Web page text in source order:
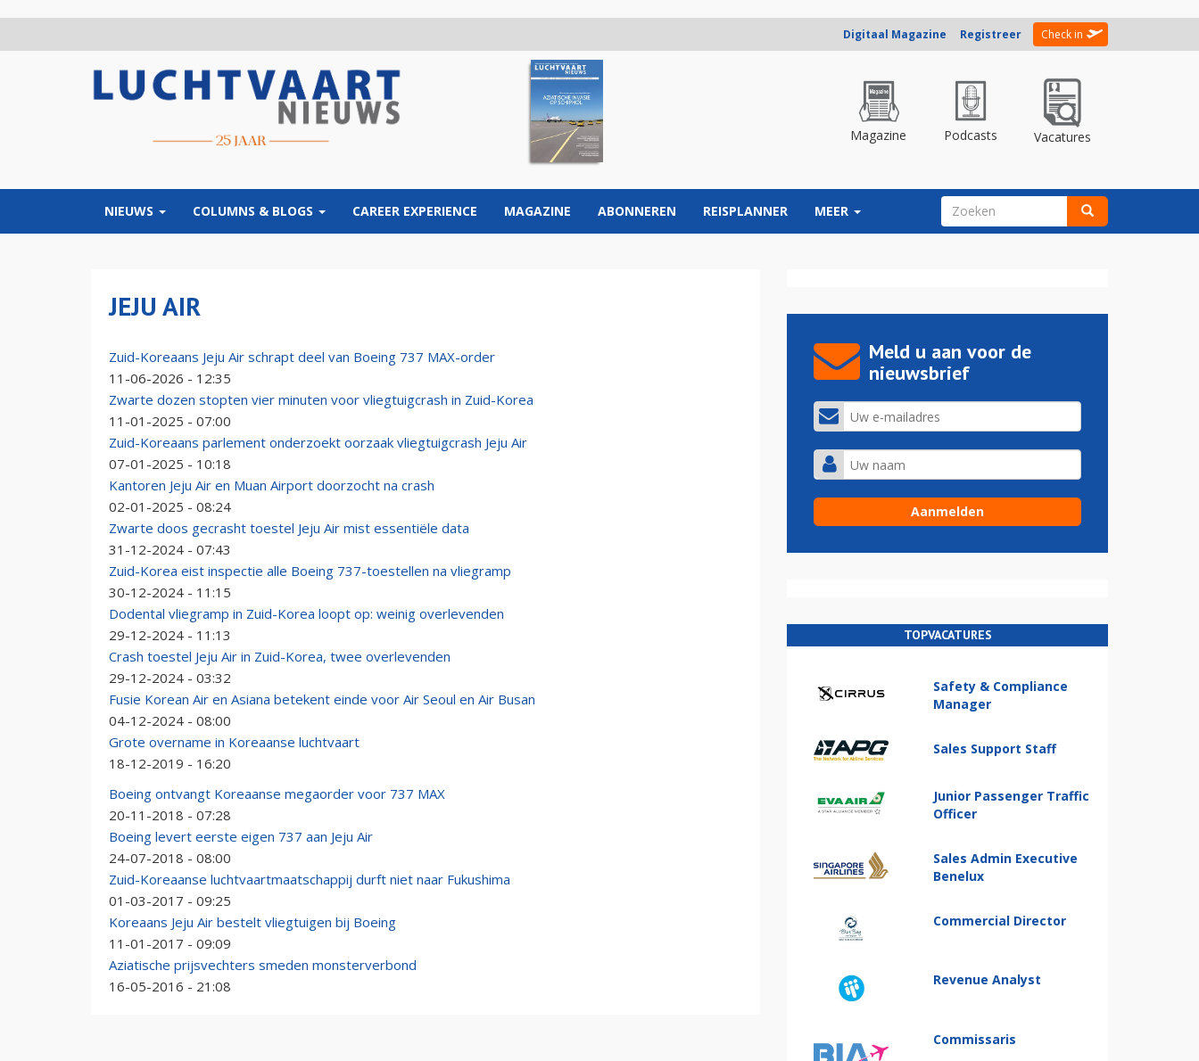
Digitaal Magazine Registreer Check in
Magazine Podcasts Vacatures
NIEUWS COLUMNS & BLOGS CAREER EXPERIENCE MAGAZINE ABONNEREN REISPLANNER MEER ZOEKVELD
JEJU AIR
Zuid-Koreaans Jeju Air schrapt deel van Boeing 737 MAX-order
11-06-2026 - 12:35
Zwarte dozen stopten vier minuten voor vliegtuigcrash in Zuid-Korea
11-01-2025 - 07:00
Zuid-Koreaans parlement onderzoekt oorzaak vliegtuigcrash Jeju Air
07-01-2025 - 10:18
Kantoren Jeju Air en Muan Airport doorzocht na crash
02-01-2025 - 08:24
Zwarte doos gecrasht toestel Jeju Air mist essentiële data
31-12-2024 - 07:43
Zuid-Korea eist inspectie alle Boeing 737-toestellen na vliegramp
30-12-2024 - 11:15
Dodental vliegramp in Zuid-Korea loopt op: weinig overlevenden
29-12-2024 - 11:13
Crash toestel Jeju Air in Zuid-Korea, twee overlevenden
29-12-2024 - 03:32
Fusie Korean Air en Asiana betekent einde voor Air Seoul en Air Busan
04-12-2024 - 08:00
Grote overname in Koreaanse luchtvaart
18-12-2019 - 16:20
Boeing ontvangt Koreaanse megaorder voor 737 MAX
20-11-2018 - 07:28
Boeing levert eerste eigen 737 aan Jeju Air
24-07-2018 - 08:00
Zuid-Koreaanse luchtvaartmaatschappij durft niet naar Fukushima
01-03-2017 - 09:25
Koreaans Jeju Air bestelt vliegtuigen bij Boeing
11-01-2017 - 09:09
Aziatische prijsvechters smeden monsterverbond
16-05-2016 - 21:08
Meld u aan voor de
nieuwsbrief
TOPVACATURES
Safety & Compliance
Manager
Sales Support Staff
Junior Passenger Traffic
Officer
Sales Admin Executive
Benelux
Commercial Director
Revenue Analyst
Commissaris